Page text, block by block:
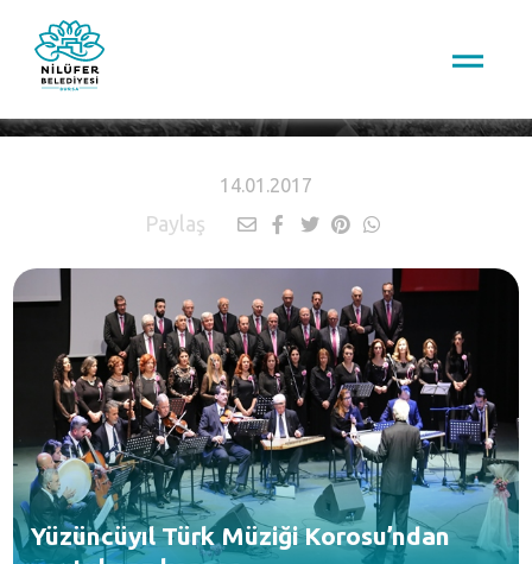
14.01.2017
Paylaş
Yüzüncüyıl Türk Müziği Korosu’ndan